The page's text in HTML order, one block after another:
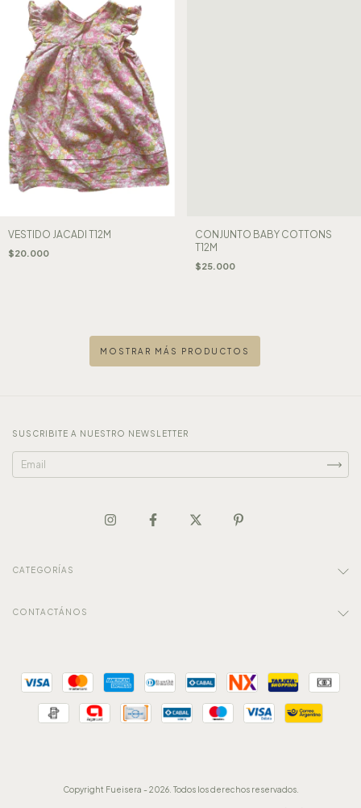
VESTIDO JACADI T12M
$20.000
CONJUNTO BABY COTTONS
T12M
$25.000
MOSTRAR MÁS PRODUCTOS
SUSCRIBITE A NUESTRO NEWSLETTER
CATEGORÍAS
CONTACTÁNOS
Copyright Fueisera - 2026. Todos los derechos reservados.